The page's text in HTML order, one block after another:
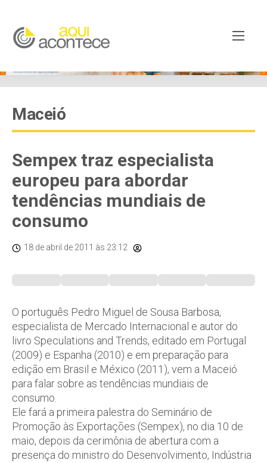
Maceió
Sempex traz especialista
europeu para abordar
tendências mundiais de
consumo
18 de abril de 2011 às 23:12
O português Pedro Miguel de Sousa Barbosa,
especialista de Mercado Internacional e autor do
livro Speculations and Trends, editado em Portugal
(2009) e Espanha (2010) e em preparação para
edição em Brasil e México (2011), vem a Maceió
para falar sobre as tendências mundiais de
consumo.
Ele fará a primeira palestra do Seminário de
Promoção às Exportações (Sempex), no dia 10 de
maio, depois da cerimônia de abertura com a
presença do ministro do Desenvolvimento, Indústria